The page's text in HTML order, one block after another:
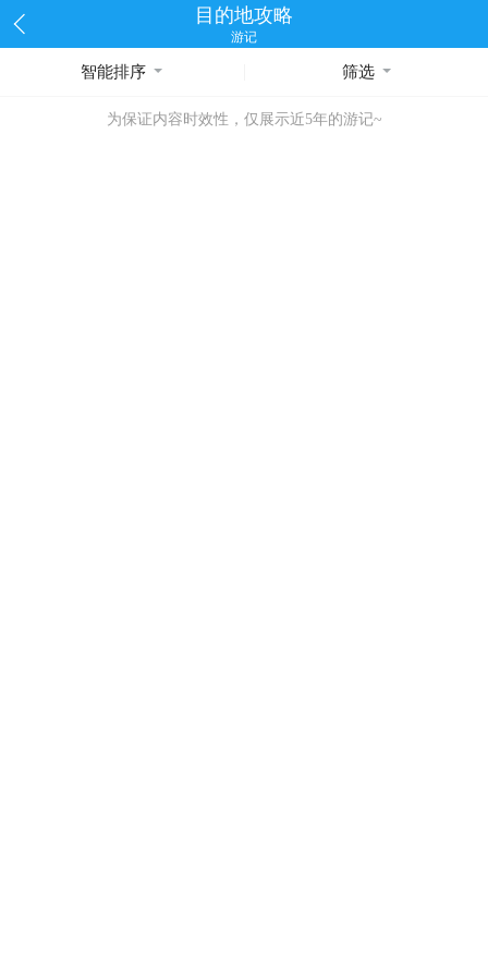
目的地攻略
游记
智能排序 筛选
为保证内容时效性，仅展示近5年的游记~